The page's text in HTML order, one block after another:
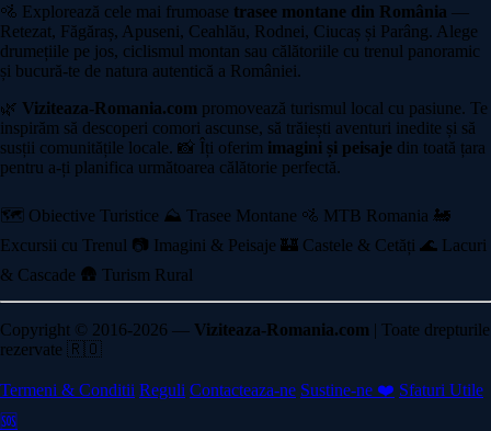
🚵 Explorează cele mai frumoase trasee montane din România —
Retezat, Făgăraș, Apuseni, Ceahlău, Rodnei, Ciucaș și Parâng. Alege
drumețiile pe jos, ciclismul montan sau călătoriile cu trenul panoramic
și bucură-te de natura autentică a României.
🌿 Viziteaza-Romania.com promovează turismul local cu pasiune. Te
inspirăm să descoperi comori ascunse, să trăiești aventuri inedite și să
susții comunitățile locale. 📸 Îți oferim imagini și peisaje din toată țara
pentru a-ți planifica următoarea călătorie perfectă.
🗺️ Obiective Turistice ⛰️ Trasee Montane 🚵 MTB Romania 🚂
Excursii cu Trenul 📷 Imagini & Peisaje 🏰 Castele & Cetăți 🌊 Lacuri
& Cascade 🛖 Turism Rural
Copyright © 2016-2026 — Viziteaza-Romania.com | Toate drepturile
rezervate 🇷🇴
Termeni & Conditii Reguli Contacteaza-ne Sustine-ne ❤️ Sfaturi Utile
🆘